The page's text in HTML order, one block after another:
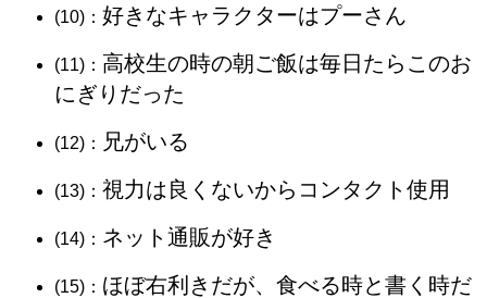
(10)： 好きなキャラクターはプーさん
(11)： 高校生の時の朝ご飯は毎日たらこのお
にぎりだった
(12)： 兄がいる
(13)： 視力は良くないからコンタクト使用
(14)： ネット通販が好き
(15)： ほぼ右利きだが、食べる時と書く時だ